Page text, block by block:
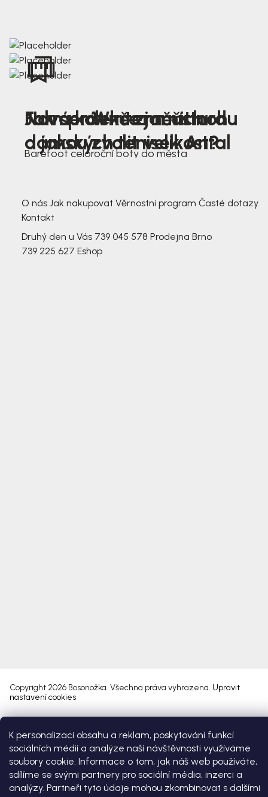
K personalizaci obsahu a reklam, poskytování funkcí
sociálních médií a analýze naší návštěvnosti využíváme
soubory cookie. Informace o tom, jak náš web používáte,
sdílíme se svými partnery pro sociální média, inzerci a
analýzy. Partneři tyto údaje mohou zkombinovat s dalšími
Nová kolekce jarních
dámských tenisek Antal
Jak správně změřit nohu
a jakou zvolit velikost?
Farmer Winter mustard
Barefoot celoroční boty do města
O nás Jak nakupovat Věrnostní program Časté dotazy
Kontakt
Druhý den u Vás 739 045 578 Prodejna Brno
739 225 627 Eshop
Copyright 2026 Bosonožka. Všechna práva vyhrazena. Upravit
nastavení cookies